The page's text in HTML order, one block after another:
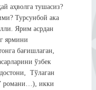
аҳволга тушасиз?
Турсунбой ака
Ярим асрдан
ярмини
бағишлаган,
ўзбек
Тўлаган
романи…), икки